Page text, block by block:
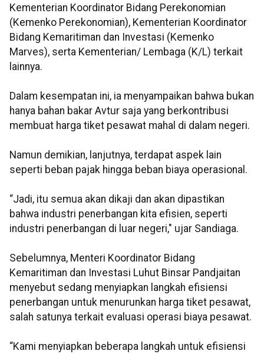
Kementerian Koordinator Bidang Perekonomian
(Kemenko Perekonomian), Kementerian Koordinator
Bidang Kemaritiman dan Investasi (Kemenko
Marves), serta Kementerian/ Lembaga (K/L) terkait
lainnya.
Dalam kesempatan ini, ia menyampaikan bahwa bukan
hanya bahan bakar Avtur saja yang berkontribusi
membuat harga tiket pesawat mahal di dalam negeri.
Namun demikian, lanjutnya, terdapat aspek lain
seperti beban pajak hingga beban biaya operasional.
“Jadi, itu semua akan dikaji dan akan dipastikan
bahwa industri penerbangan kita efisien, seperti
industri penerbangan di luar negeri," ujar Sandiaga.
Sebelumnya, Menteri Koordinator Bidang
Kemaritiman dan Investasi Luhut Binsar Pandjaitan
menyebut sedang menyiapkan langkah efisiensi
penerbangan untuk menurunkan harga tiket pesawat,
salah satunya terkait evaluasi operasi biaya pesawat.
“Kami menyiapkan beberapa langkah untuk efisiensi